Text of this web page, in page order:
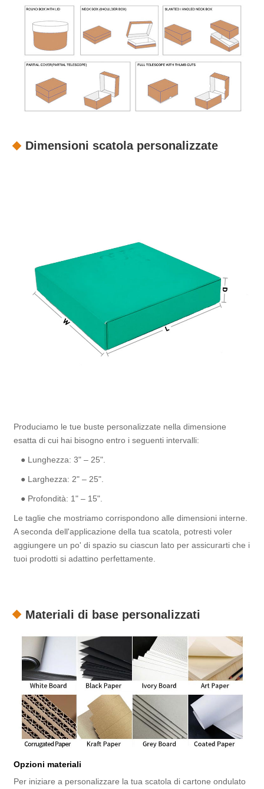
Dimensioni scatola personalizzate
Produciamo le tue buste personalizzate nella dimensione
esatta di cui hai bisogno entro i seguenti intervalli:
● Lunghezza: 3" – 25".
● Larghezza: 2" – 25".
● Profondità: 1" – 15".
Le taglie che mostriamo corrispondono alle dimensioni interne.
A seconda dell'applicazione della tua scatola, potresti voler
aggiungere un po' di spazio su ciascun lato per assicurarti che i
tuoi prodotti si adattino perfettamente.
Materiali di base personalizzati
Opzioni materiali
Per iniziare a personalizzare la tua scatola di cartone ondulato